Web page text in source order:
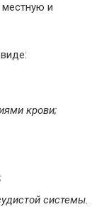
и
крови;
системы.